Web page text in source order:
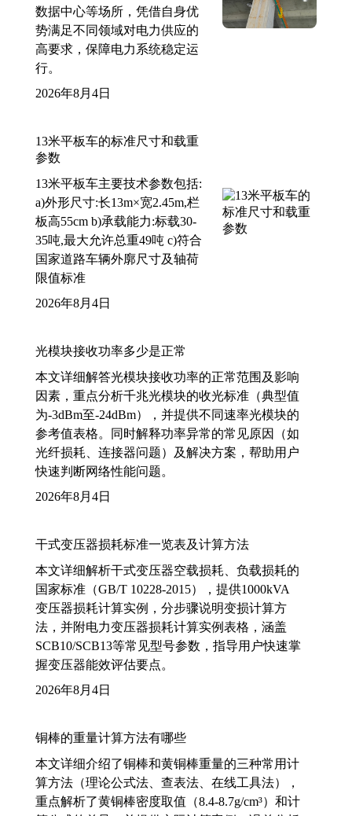
数据中心等场所，凭借自身优
势满足不同领域对电力供应的
高要求，保障电力系统稳定运
行。
2026年8月4日
13米平板车的标准尺寸和载重
参数
13米平板车主要技术参数包括:
a)外形尺寸:长13m×宽2.45m,栏
板高55cm b)承载能力:标载30-
35吨,最大允许总重49吨 c)符合
国家道路车辆外廓尺寸及轴荷
限值标准
2026年8月4日
光模块接收功率多少是正常
本文详细解答光模块接收功率的正常范围及影响
因素，重点分析千兆光模块的收光标准（典型值
为-3dBm至-24dBm），并提供不同速率光模块的
参考值表格。同时解释功率异常的常见原因（如
光纤损耗、连接器问题）及解决方案，帮助用户
快速判断网络性能问题。
2026年8月4日
干式变压器损耗标准一览表及计算方法
本文详细解析干式变压器空载损耗、负载损耗的
国家标准（GB/T 10228-2015），提供1000kVA
变压器损耗计算实例，分步骤说明变损计算方
法，并附电力变压器损耗计算实例表格，涵盖
SCB10/SCB13等常见型号参数，指导用户快速掌
握变压器能效评估要点。
2026年8月4日
铜棒的重量计算方法有哪些
本文详细介绍了铜棒和黄铜棒重量的三种常用计
算方法（理论公式法、查表法、在线工具法），
重点解析了黄铜棒密度取值（8.4-8.7g/cm³）和计